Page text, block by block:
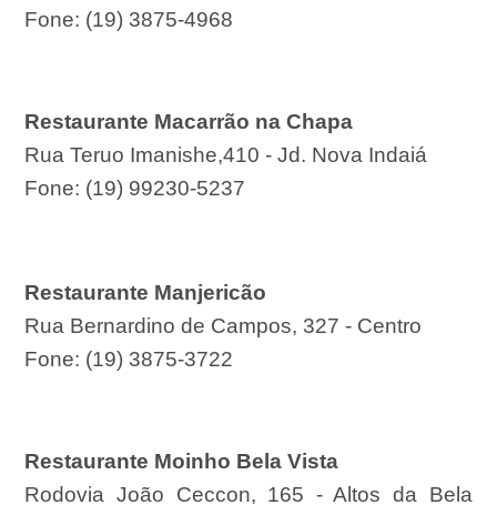
Fone: (19) 3875-4968
Restaurante Macarrão na Chapa
Rua Teruo Imanishe,410 - Jd. Nova Indaiá
Fone: (19) 99230-5237
Restaurante Manjericão
Rua Bernardino de Campos, 327 - Centro
Fone: (19) 3875-3722
Restaurante Moinho Bela Vista
Rodovia João Ceccon, 165 - Altos da Bela